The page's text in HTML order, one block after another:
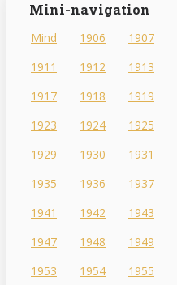
Mini-navigation
Mind 1906 1907
1911
1912 1913
1917
1918 1919
1923
1924 1925
1929
1930 1931
1935
1936 1937
1941
1942 1943
1947
1948 1949
1953
1954 1955